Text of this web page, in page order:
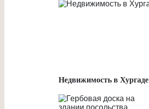
Недвижимость в Хургаде